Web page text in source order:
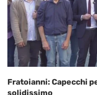
Fratoianni: Capecchi
solidissimo